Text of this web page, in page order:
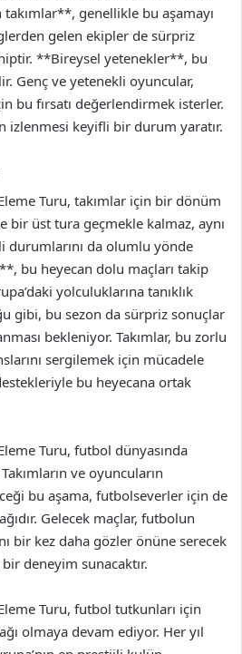
genellikle bu aşamayı
gelen ekipler de sürpriz
**Bireysel yetenekler**, bu
Genç ve yetenekli oyuncular,
bu fırsatı değerlendirmek isterler.
izlenmesi keyifli bir durum yaratır.
Turu, takımlar için bir dönüm
bir üst tura geçmekle kalmaz, aynı
da olumlu yönde
bu heyecan dolu maçları takip
yolculuklarına tanıklık
gibi, bu sezon da sürpriz sonuçlar
bekleniyor. Takımlar, bu zorlu
sergilemek için mücadele
bu heyecana ortak
Turu, futbol dünyasında
ve oyuncuların
bu aşama, futbolseverler için de
Gelecek maçlar, futbolun
bir kez daha gözler önüne serecek
deneyim sunacaktır.
Turu, futbol tutkunları için
olmaya devam ediyor. Her yıl